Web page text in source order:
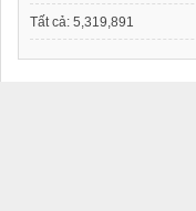
Tất cả: 5,319,891